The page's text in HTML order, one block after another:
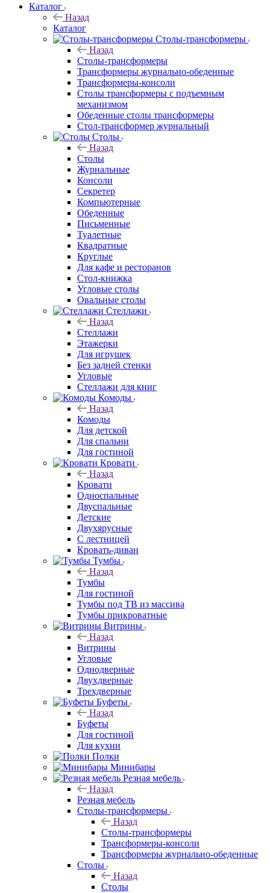
Каталог
Назад
Каталог
Столы-трансформеры
Назад
Столы-трансформеры
Трансформеры журнально-обеденные
Трансформеры-консоли
Столы трансформеры с подъемным
механизмом
Обеденные столы трансформеры
Стол-трансформер журнальный
Столы
Назад
Столы
Журнальные
Консоли
Секретер
Компьютерные
Обеденные
Письменные
Туалетные
Квадратные
Круглые
Для кафе и ресторанов
Стол-книжка
Угловые столы
Овальные столы
Стеллажи
Назад
Стеллажи
Этажерки
Для игрушек
Без задней стенки
Угловые
Стеллажи для книг
Комоды
Назад
Комоды
Для детской
Для спальни
Для гостиной
Кровати
Назад
Кровати
Односпальные
Двуспальные
Детские
Двухярусные
С лестницей
Кровать-диван
Тумбы
Назад
Тумбы
Для гостиной
Тумбы под ТВ из массива
Тумбы прикроватные
Витрины
Назад
Витрины
Угловые
Однодверные
Двухдверные
Трехдверные
Буфеты
Назад
Буфеты
Для гостиной
Для кухни
Полки
Минибары
Резная мебель
Назад
Резная мебель
Столы-трансформеры
Назад
Столы-трансформеры
Трансформеры-консоли
Трансформеры журнально-обеденные
Столы
Назад
Столы